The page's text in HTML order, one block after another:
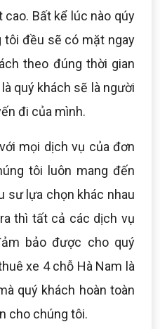
Bất kể lúc nào qúy
tôi đều sẽ có mặt ngay
theo đúng thời gian
quý khách sẽ là người
đi của mình.
mọi dịch vụ của đơn
tôi luôn mang đến
sư lựa chọn khác nhau
thì tất cả các dịch vụ
bảo được cho quý
xe 4 chỗ Hà Nam là
quý khách hoàn toàn
cho chúng tôi.